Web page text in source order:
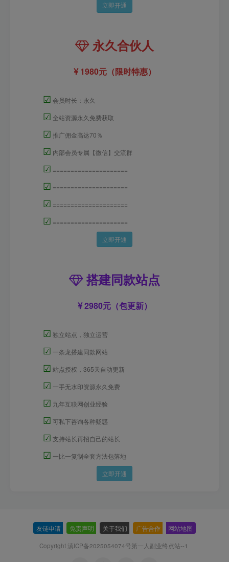
立即开通
永久合伙人
1980元（限时特惠）
☑ 会员时长：永久
☑ 全站资源永久免费获取
☑ 推广佣金高达70％
☑ 内部会员专属【微信】交流群
☑ =====================
☑ =====================
☑ =====================
☑ =====================
立即开通
搭建同款站点
2980元（包更新）
☑ 独立站点，独立运营
☑ 一条龙搭建同款网站
☑ 站点授权，365天自动更新
☑ 一手无水印资源永久免费
☑ 九年互联网创业经验
☑ 可私下咨询各种疑惑
☑ 支持站长再招自己的站长
☑ 一比一复制全套方法包落地
立即开通
友链申请 免责声明 关于我们 广告合作 网站地图
Copyright 滇ICP备2025054074号第一人副业终点站--1